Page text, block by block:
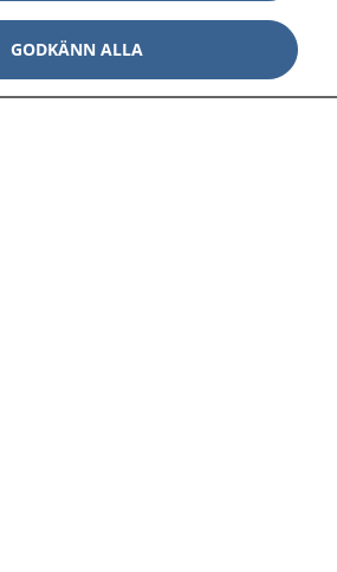
GODKÄNN ALLA